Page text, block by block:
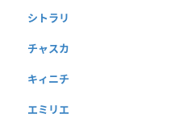
シトラリ
チャスカ
キィニチ
エミリエ